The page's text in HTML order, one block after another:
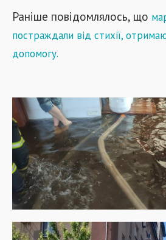
Раніше повідомлялось, що м
постраждали від стихії,
допомогу.